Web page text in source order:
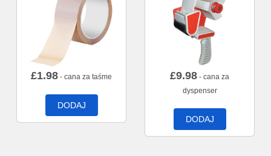
£1.98 - cana za taśme
DODAJ
£9.98 - cana za
dyspenser
DODAJ